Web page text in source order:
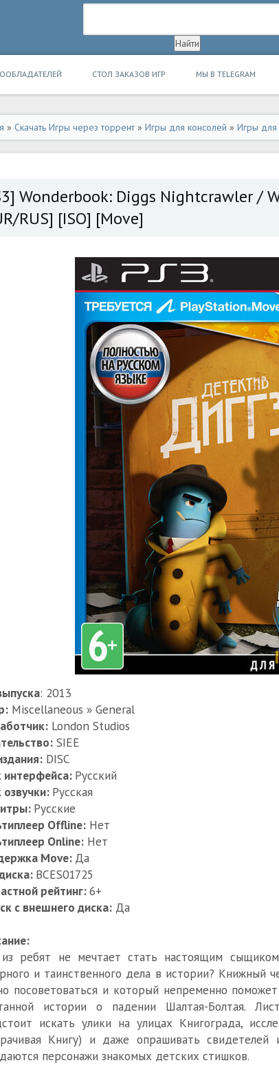
СТОЛ ЗАКАЗОВ ИГР МЫ В TELEGRAM
» Скачать Игры через торрент» Игры для консолей » Игры для
Wonderbook: Diggs Nightcrawler /
RUS] [ISO] [Move]
: 2013
Miscellaneous » General
London Studios
SIEE
DISC
интерфейса: Русский
Русская
Русские
Offline: Нет
Online: Нет
Move: Да
BCES01725
рейтинг:6+
с внешнего диска: Да
ребят не мечтает стать настоящим
и таинственного дела в истории? Книжный
посоветоваться и который непременно
истории о падении Шалтая-Болтая.
искать улики на улицах Книгограда,
Книгу) и даже опрашивать
персонажи знакомых детских стишков.